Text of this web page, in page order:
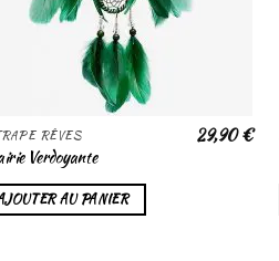
RÊVES
Verdoyante
29,90€
AU PANIER